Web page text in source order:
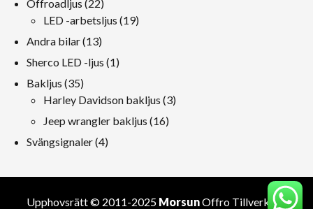
Offroadljus 22
produkt
LED -arbetsljus 1919
Andra bilar 1313
produkt
Sherco LED -ljus 11
Bakljus 3535
produkt
Harley Davidson bakljus 33
Jeep wrangler bakljus 1616
Svängsignaler 44
Upphovsrätt © 2011-2025 MorsunOffro Tillverkare.